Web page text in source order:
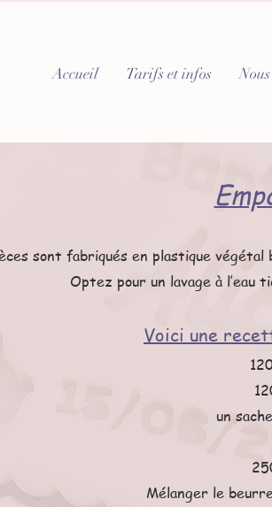
Accueil Tarifs et infos
sont fabriqués en plastique
Optez pour un lavage à l’eau
Voici une
un
Mélanger le